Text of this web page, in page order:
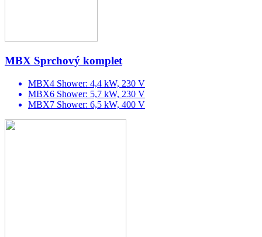
MBX Sprchový komplet
MBX4 Shower: 4,4 kW, 230 V
MBX6 Shower: 5,7 kW, 230 V
MBX7 Shower: 6,5 kW, 400 V